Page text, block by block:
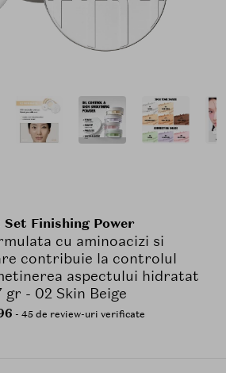
Finishing Power
cu aminoacizi si
contribuie la controlul
aspectului hidratat
- 02 Skin Beige
- 45 de review-uri verificate